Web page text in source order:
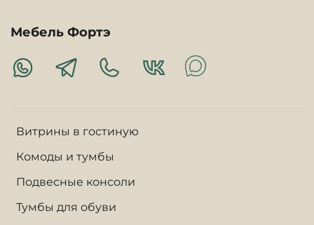
Витрины в гостиную
Комоды и тумбы
Подвесные консоли
Тумбы для обуви
Мебель Фортэ